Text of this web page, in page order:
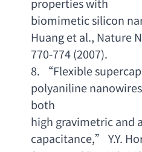
properties with
biomimetic silicon
Huang et al., Nature
770-774 (2007).
8. “Flexible
polyaniline
both
high gravimetric and
capacitance,” Y.Y.